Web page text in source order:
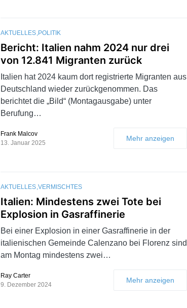
AKTUELLES POLITIK
Bericht: Italien nahm 2024 nur drei
von 12.841 Migranten zurück
Italien hat 2024 kaum dort registrierte Migranten aus
Deutschland wieder zurückgenommen. Das
berichtet die „Bild“ (Montagausgabe) unter
Berufung…
Frank Malcov
13. Januar 2025
Mehr anzeigen
AKTUELLES VERMISCHTES
Italien: Mindestens zwei Tote bei
Explosion in Gasraffinerie
Bei einer Explosion in einer Gasraffinerie in der
italienischen Gemeinde Calenzano bei Florenz sind
am Montag mindestens zwei…
Ray Carter
9. Dezember 2024
Mehr anzeigen